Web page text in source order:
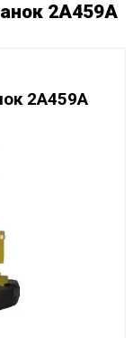
2А459А
2А459А